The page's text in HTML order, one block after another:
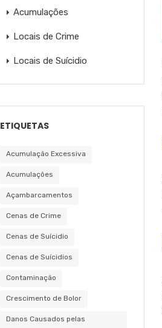
Acumulações
Locais de Crime
Locais de Suícidio
ETIQUETAS
Acumulação Excessiva
Acumulações
Açambarcamentos
Cenas de Crime
Cenas de Suícidio
Cenas de Suícidios
Contaminação
Crescimento de Bolor
Danos Causados pelas